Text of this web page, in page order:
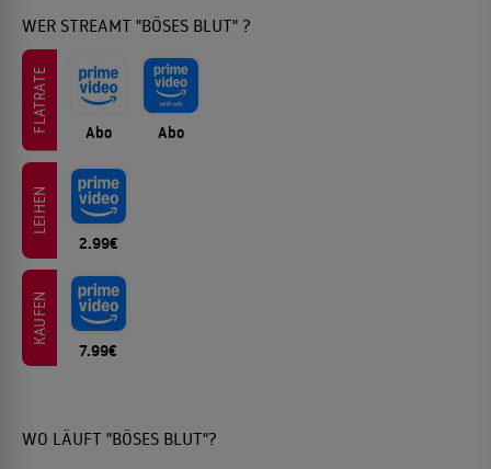
WER STREAMT "BÖSES BLUT" ?
FLATRATE Abo Abo
LEIHEN
2.99€
KAUFEN
7.99€
WO LÄUFT "BÖSES BLUT"?